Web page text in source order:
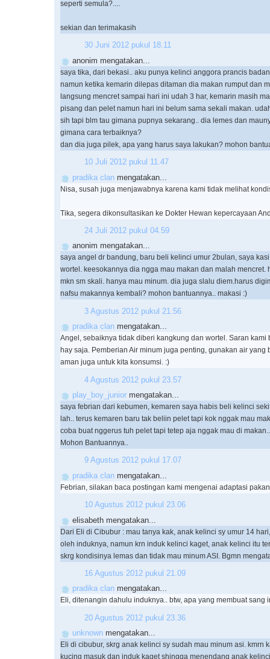
seperti semula?....
sekian dan terimakasih
30 Juni 2012 pukul 18.11
anonim mengatakan...
saya tika, dari bekasi.. aku punya kelinci anggora prancis
namun ketika kemarin dilepas ditaman dia makan rumput dan
langsung mencret sampai hari ini udah 3 har, kemarin masih
pisang dan pelet namun hari ini belum sama sekali makan.
sih tapi blm tau gimana pupnya sekarang.. dia lemes dan
gimana cara terbaiknya?
dan dia juga pilek, apa yang harus saya lakukan? mohon
10 Juli 2012 pukul 11.47
pradika clan mengatakan...
Nisa, susah juga menjawabnya karena kami tidak melihat
Tika, segera dikonsultasikan ke Dokter Hewan kepercayaan
24 Juli 2012 pukul 04.59
anonim mengatakan...
saya angel dr bandung, baru beli kelinci umur 2bulan, saya
wortel. keesokannya dia ngga mau makan dan malah mencret.
mkn sm skali. hanya mau minum. dia juga slalu diem.harus
nafsu makannya kembali? mohon bantuannya.. makasi :)
3 Agustus 2012 pukul 21.56
pradika clan mengatakan...
Angel, sebaiknya tidak diberi kangkung dan wortel. Saran kami
hay saja. Pemberian Air minum juga penting, gunakan air yang
aman juga untuk kita konsumsi. :)
4 Agustus 2012 pukul 23.57
play_boy_junior mengatakan...
saya febrian dari kebumen, kemaren saya habis beli kelinci
lah.. terus kemaren baru tak beliin pelet tapi kok nggak mau
coba buat nggerus tuh pelet tapi tetep aja nggak mau di makan..
Mohon Bantuannya..
9 Agustus 2012 pukul 17.07
pradika clan mengatakan...
Febrian, silakan baca postingan kami mengenai adaptasi
10 Agustus 2012 pukul 23.06
elisabeth mengatakan...
Dari Eli di Cibubur : mau tanya kak, anak kelinci sy umur 14
oleh induknya, namun krn induk kelinci kaget, anak kelinci itu
skrg kondisinya lemas dan tidak mau minum ASI. Bgmn
16 Agustus 2012 pukul 21.09
pradika clan mengatakan...
Eli, ditenangin dahulu induknya.. btw, apa yang membuat sang
20 Agustus 2012 pukul 23.36
unknown mengatakan...
Eli di cibubur, skrg anak kelinci sy sudah mau minum asi. kmrn
kucing masuk dan induk kaget shingga menendang anak